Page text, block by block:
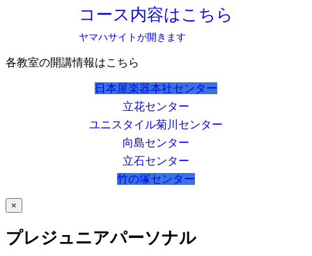
コース内容はこちら
ヤマハサイトが開きます
各教室の開講情報はこちら
日本屋楽器本社センター
立花センター
ユニスタイル菊川センター
向島センター
立石センター
竹の塚センター
×
プレジュニアパーソナル